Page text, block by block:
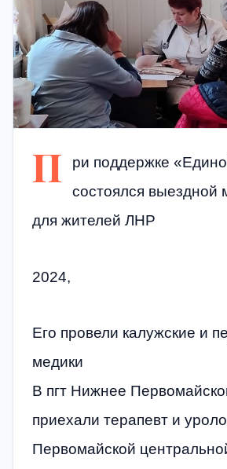
П
ри поддержке
состоялся выездной
для жителей ЛНР
2024,
Его провели калужские и
медики
В пгт Нижнее
приехали терапевт и
Первомайской